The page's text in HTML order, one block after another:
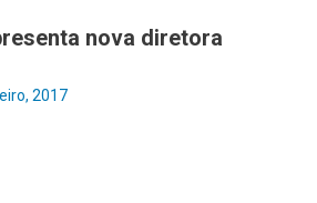
nova diretora
2017